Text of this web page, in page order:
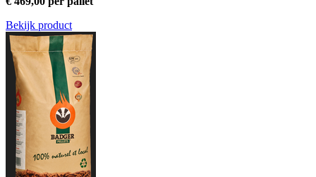
Bekijk product